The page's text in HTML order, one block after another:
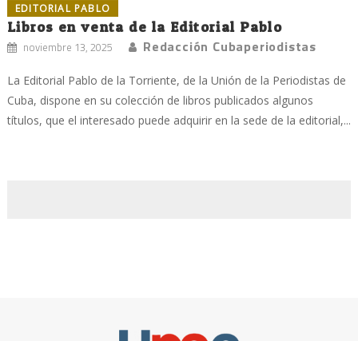
EDITORIAL PABLO
Libros en venta de la Editorial Pablo
noviembre 13, 2025 Redacción Cubaperiodistas
La Editorial Pablo de la Torriente, de la Unión de la Periodistas de
Cuba, dispone en su colección de libros publicados algunos
títulos, que el interesado puede adquirir en la sede de la editorial,...